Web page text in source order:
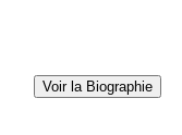
Voir la Biographie